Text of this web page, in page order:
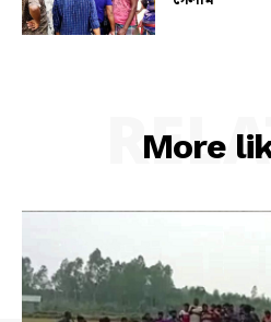
More